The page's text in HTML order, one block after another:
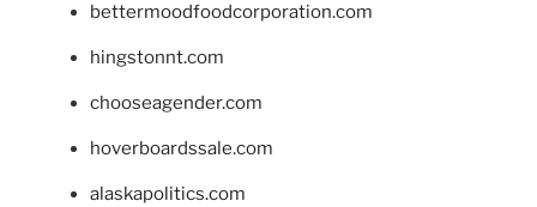
bettermoodfoodcorporation.com
hingstonnt.com
chooseagender.com
hoverboardssale.com
alaskapolitics.com